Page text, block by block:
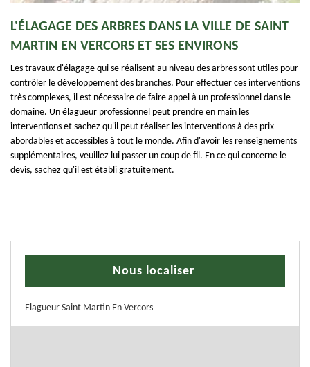
L'ÉLAGAGE DES ARBRES DANS LA VILLE DE SAINT
MARTIN EN VERCORS ET SES ENVIRONS
Les travaux d'élagage qui se réalisent au niveau des arbres sont utiles pour
contrôler le développement des branches. Pour effectuer ces interventions
très complexes, il est nécessaire de faire appel à un professionnel dans le
domaine. Un élagueur professionnel peut prendre en main les
interventions et sachez qu'il peut réaliser les interventions à des prix
abordables et accessibles à tout le monde. Afin d'avoir les renseignements
supplémentaires, veuillez lui passer un coup de fil. En ce qui concerne le
devis, sachez qu'il est établi gratuitement.
Nous localiser
Elagueur Saint Martin En Vercors